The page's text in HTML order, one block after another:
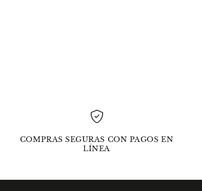
COMPRAS SEGURAS CON PAGOS EN
LÍNEA